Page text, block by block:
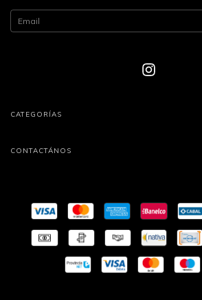
CATEGORÍAS
CONTACTÁNOS